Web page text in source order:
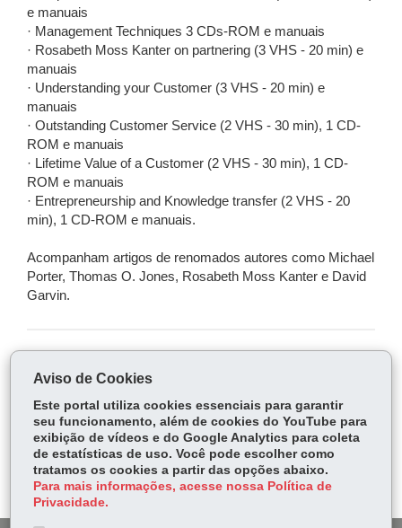
e manuais
· Management Techniques 3 CDs-ROM e manuais
· Rosabeth Moss Kanter on partnering (3 VHS - 20 min) e
manuais
· Understanding your Customer (3 VHS - 20 min) e
manuais
· Outstanding Customer Service (2 VHS - 30 min), 1 CD-
ROM e manuais
· Lifetime Value of a Customer (2 VHS - 30 min), 1 CD-
ROM e manuais
· Entrepreneurship and Knowledge transfer (2 VHS - 20
min), 1 CD-ROM e manuais.
Acompanham artigos de renomados autores como Michael
Porter, Thomas O. Jones, Rosabeth Moss Kanter e David
Garvin.
ce
bo
ok
Tw
itt
er
ha
ts
Ap
p
Voltar Início Imprimir Baixar
Aviso de Cookies
Este portal utiliza cookies essenciais para garantir
seu funcionamento, além de cookies do YouTube para
exibição de vídeos e do Google Analytics para coleta
de estatísticas de uso. Você pode escolher como
tratamos os cookies a partir das opções abaixo.
Para mais informações, acesse nossa Política de
Privacidade.